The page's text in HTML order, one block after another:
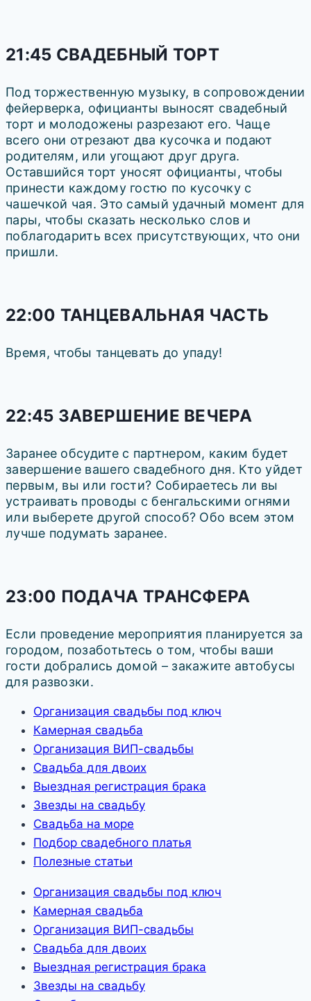
21:45 СВАДЕБНЫЙ ТОРТ
Под торжественную музыку, в сопровождении
фейерверка, официанты выносят свадебный
торт и молодожены разрезают его. Чаще
всего они отрезают два кусочка и подают
родителям, или угощают друг друга.
Оставшийся торт уносят официанты, чтобы
принести каждому гостю по кусочку с
чашечкой чая. Это самый удачный момент для
пары, чтобы сказать несколько слов и
поблагодарить всех присутствующих, что они
пришли.
22:00 ТАНЦЕВАЛЬНАЯ ЧАСТЬ
Время, чтобы танцевать до упаду!
22:45 ЗАВЕРШЕНИЕ ВЕЧЕРА
Заранее обсудите с партнером, каким будет
завершение вашего свадебного дня. Кто уйдет
первым, вы или гости? Собираетесь ли вы
устраивать проводы с бенгальскими огнями
или выберете другой способ? Обо всем этом
лучше подумать заранее.
23:00 ПОДАЧА ТРАНСФЕРА
Если проведение мероприятия планируется за
городом, позаботьтесь о том, чтобы ваши
гости добрались домой – закажите автобусы
для развозки.
Организация свадьбы под ключ
Камерная свадьба
Организация ВИП-свадьбы
Свадьба для двоих
Выездная регистрация брака
Звезды на свадьбу
Свадьба на море
Подбор свадебного платья
Полезные статьи
Организация свадьбы под ключ
Камерная свадьба
Организация ВИП-свадьбы
Свадьба для двоих
Выездная регистрация брака
Звезды на свадьбу